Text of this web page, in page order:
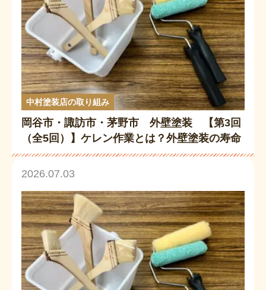
中村塗装店の取り組み
岡谷市・諏訪市・茅野市 外壁塗装 【第3回
（全5回）】ケレン作業とは？外壁塗装の寿命
を左右する重要工程をプロが解説
2026.07.03